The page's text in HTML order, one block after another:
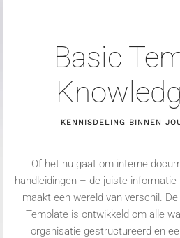
Basic
KENNISDELING BINNEN
Of het nu gaat om interne
handleidingen – de juiste informatie
maakt een wereld van verschil. De
Template is ontwikkeld om alle
organisatie gestructureerd en